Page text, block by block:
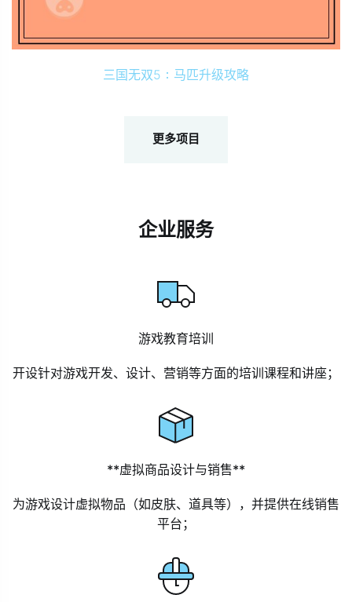
三国无双5：马匹升级攻略
更多项目
企业服务
游戏教育培训
开设针对游戏开发、设计、营销等方面的培训课程和讲座；
**虚拟商品设计与销售**
为游戏设计虚拟物品（如皮肤、道具等），并提供在线销售
平台；